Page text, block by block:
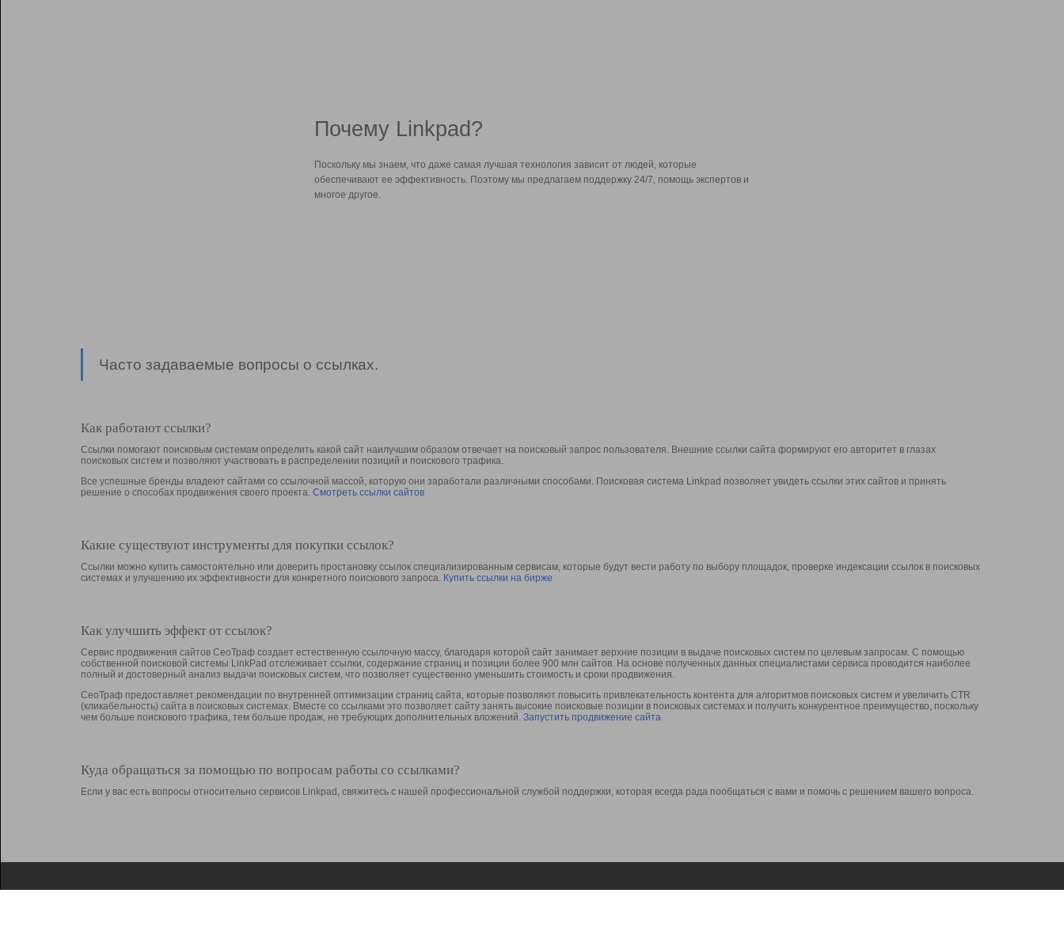
Почему Linkpad?
Поскольку мы знаем, что даже самая лучшая технология зависит от людей, которые
обеспечивают ее эффективность. Поэтому мы предлагаем поддержку 24/7, помощь экспертов и
многое другое.
Часто задаваемые вопросы о ссылках.
Как работают ссылки?
Ссылки помогают поисковым системам определить какой сайт наилучшим образом отвечает на поисковый запрос пользователя. Внешние ссылки сайта формируют его авторитет в глазах
поисковых систем и позволяют участвовать в раcпределении позиций и поискового трафика.
Все успешные бренды владеют сайтами со ссылочной массой, которую они заработали различными способами. Поисковая система Linkpad позволяет увидеть ссылки этих сайтов и принять
решение о способах продвижения своего проекта. Смотреть ссылки сайтов
Какие существуют инструменты для покупки ссылок?
Ссылки можно купить самостоятельно или доверить простановку ссылок специализированным сервисам, которые будут вести работу по выбору площадок, проверке индексации ссылок в поисковых
системах и улучшению их эффективности для конкретного поискового запроса. Купить ссылки на бирже
Как улучшить эффект от ссылок?
Сервис продвижения сайтов СеоТраф создает естественную ссылочную массу, благодаря которой сайт занимает верхние позиции в выдаче поисковых систем по целевым запросам. С помощью
собственной поисковой системы LinkPad отслеживает ссылки, содержание страниц и позиции более 900 млн сайтов. На основе полученных данных специалистами сервиса проводится наиболее
полный и достоверный анализ выдачи поисковых систем, что позволяет существенно уменьшить стоимость и сроки продвижения.
СеоТраф предоставляет рекомендации по внутренней оптимизации страниц сайта, которые позволяют повысить привлекательность контента для алгоритмов поисковых систем и увеличить CTR
(кликабельность) сайта в поисковых системах. Вместе со ссылками это позволяет сайту занять высокие поисковые позиции в поисковых системах и получить конкурентное преимущество, поскольку
чем больше поискового трафика, тем больше продаж, не требующих дополнительных вложений. Запустить продвижение сайта
Куда обращаться за помощью по вопросам работы со ссылками?
Если у вас есть вопросы относительно сервисов Linkpad, свяжитесь с нашей профессиональной службой поддержки, которая всегда рада пообщаться с вами и помочь с решением вашего вопроса.